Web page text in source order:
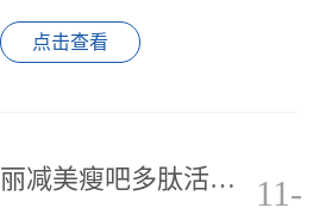
油来达到理想的效果吗？
点击查看
丽减美瘦吧多肽活力膏轻松减肥
11-